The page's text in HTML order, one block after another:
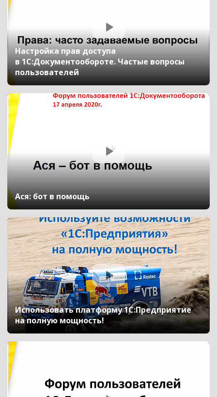
Настройка прав доступа
в 1С:Документообороте. Частые вопросы
пользователей
Ася: бот в помощь
Использовать платформу 1С:Предприятие
на полную мощность!